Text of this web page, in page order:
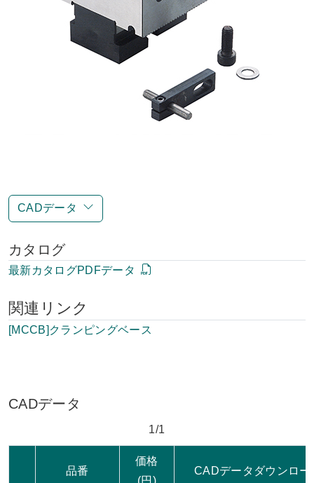
CADデータ
カタログ
最新カタログPDFデータ
関連リンク
[MCCB]クランピングベース
CADデータ
1/1
品番
価格
(円)
CADデータダウンロー